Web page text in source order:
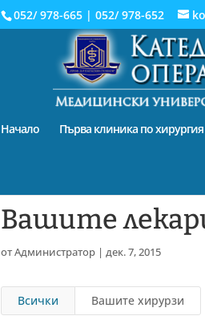
052/ 978-665 |052/ 978-652
Начало Първа клиника по хирургия
Вашите
отАдминистратор |дек. 7, 2015
Всички Вашите хирурзи